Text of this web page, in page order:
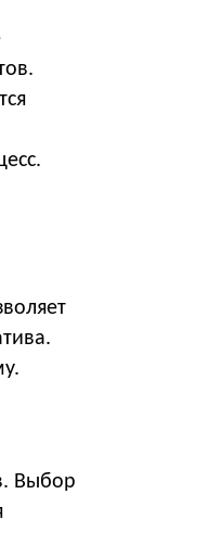
Выбор